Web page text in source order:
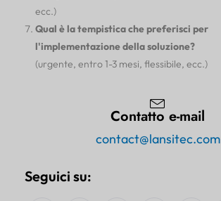
ecc.)
Qual è la tempistica che preferisci per
l'implementazione della soluzione?
(urgente, entro 1-3 mesi, flessibile, ecc.)
Contatto e-mail
contact@lansitec.com
Seguici su: